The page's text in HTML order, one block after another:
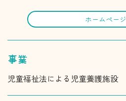
ホームページ
事業
児童福祉法による児童養護施設